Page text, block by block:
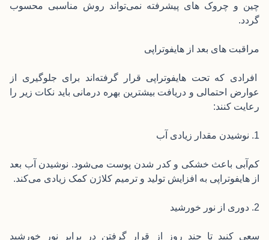
چین و چروک های پیشرفته نمی‌تواند روش مناسبی محسوب
گردد.
مراقبت های بعد از هایفوتراپی
افرادی که تحت هایفوتراپی قرار گرفته‌اند برای جلوگیری از
عوارض احتمالی و دریافت بیشترین بهره درمانی باید نکات زیر را
رعایت کنند:
1. نوشیدن مقدار زیادی آب
کم‌آبی باعث خشکی و کدر شدن پوست می‌شود. نوشیدن آب بعد
از هایفوتراپی به افزایش تولید و ترمیم کلاژن کمک زیادی می‌کند.
2. دوری از نور خورشید
سعی کنید تا چند روز از قرار گرفتن در برابر نور خورشید